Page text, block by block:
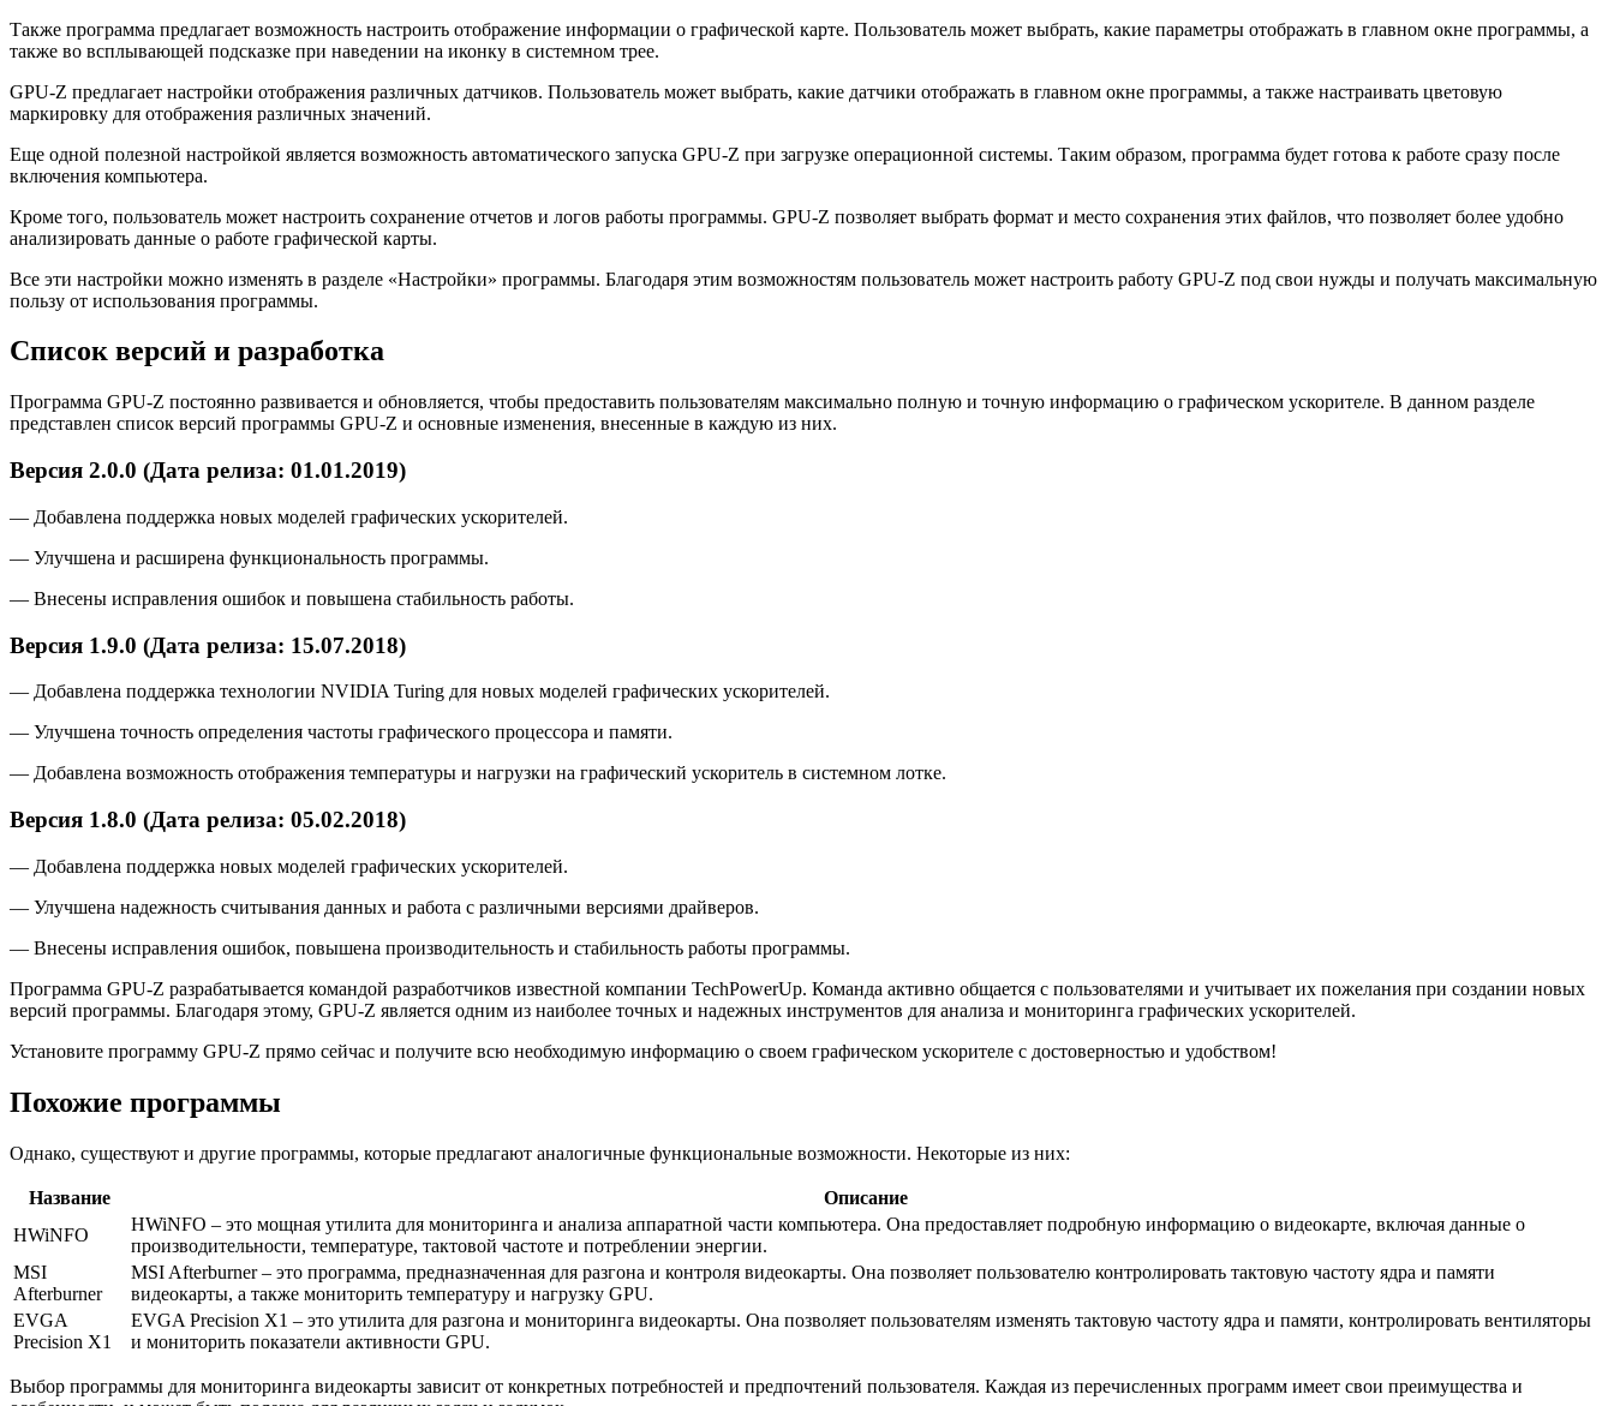
Также программа предлагает возможность настроить отображение информации о графической карте. Пользователь может выбрать, какие параметры отображать в главном окне программы, а
также во всплывающей подсказке при наведении на иконку в системном трее.
GPU-Z предлагает настройки отображения различных датчиков. Пользователь может выбрать, какие датчики отображать в главном окне программы, а также настраивать цветовую
маркировку для отображения различных значений.
Еще одной полезной настройкой является возможность автоматического запуска GPU-Z при загрузке операционной системы. Таким образом, программа будет готова к работе сразу после
включения компьютера.
Кроме того, пользователь может настроить сохранение отчетов и логов работы программы. GPU-Z позволяет выбрать формат и место сохранения этих файлов, что позволяет более удобно
анализировать данные о работе графической карты.
Все эти настройки можно изменять в разделе «Настройки» программы. Благодаря этим возможностям пользователь может настроить работу GPU-Z под свои нужды и получать максимальную
пользу от использования программы.
Список версий и разработка
Программа GPU-Z постоянно развивается и обновляется, чтобы предоставить пользователям максимально полную и точную информацию о графическом ускорителе. В данном разделе
представлен список версий программы GPU-Z и основные изменения, внесенные в каждую из них.
Версия 2.0.0 (Дата релиза: 01.01.2019)
— Добавлена поддержка новых моделей графических ускорителей.
— Улучшена и расширена функциональность программы.
— Внесены исправления ошибок и повышена стабильность работы.
Версия 1.9.0 (Дата релиза: 15.07.2018)
— Добавлена поддержка технологии NVIDIA Turing для новых моделей графических ускорителей.
— Улучшена точность определения частоты графического процессора и памяти.
— Добавлена возможность отображения температуры и нагрузки на графический ускоритель в системном лотке.
Версия 1.8.0 (Дата релиза: 05.02.2018)
— Добавлена поддержка новых моделей графических ускорителей.
— Улучшена надежность считывания данных и работа с различными версиями драйверов.
— Внесены исправления ошибок, повышена производительность и стабильность работы программы.
Программа GPU-Z разрабатывается командой разработчиков известной компании TechPowerUp. Команда активно общается с пользователями и учитывает их пожелания при создании новых
версий программы. Благодаря этому, GPU-Z является одним из наиболее точных и надежных инструментов для анализа и мониторинга графических ускорителей.
Установите программу GPU-Z прямо сейчас и получите всю необходимую информацию о своем графическом ускорителе с достоверностью и удобством!
Похожие программы
Однако, существуют и другие программы, которые предлагают аналогичные функциональные возможности. Некоторые из них:
Название
Описание
HWiNFO
HWiNFO – это мощная утилита для мониторинга и анализа аппаратной части компьютера. Она предоставляет подробную информацию о видеокарте, включая данные о
производительности, температуре, тактовой частоте и потреблении энергии.
MSI
Afterburner
MSI Afterburner – это программа, предназначенная для разгона и контроля видеокарты. Она позволяет пользователю контролировать тактовую частоту ядра и памяти
видеокарты, а также мониторить температуру и нагрузку GPU.
EVGA
Precision X1
EVGA Precision X1 – это утилита для разгона и мониторинга видеокарты. Она позволяет пользователям изменять тактовую частоту ядра и памяти, контролировать вентиляторы
и мониторить показатели активности GPU.
Выбор программы для мониторинга видеокарты зависит от конкретных потребностей и предпочтений пользователя. Каждая из перечисленных программ имеет свои преимущества и